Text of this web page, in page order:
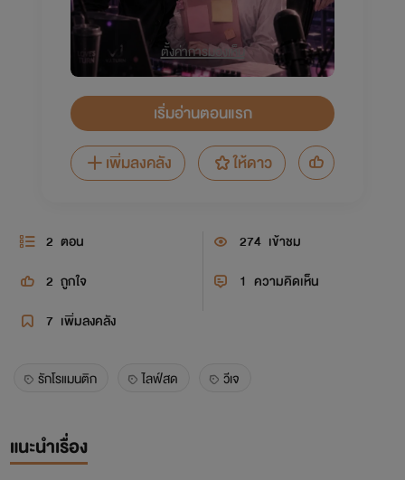
ตั้งค่าการมองเห็น
เริ่มอ่านตอนแรก
เพิ่มลงคลัง
ให้ดาว
2 ตอน 274 เข้าชม
2 ถูกใจ 1 ความคิดเห็น
7 เพิ่มลงคลัง
รักโรแมนติก ไลฟ์สด วีเจ
แนะนำเรื่อง